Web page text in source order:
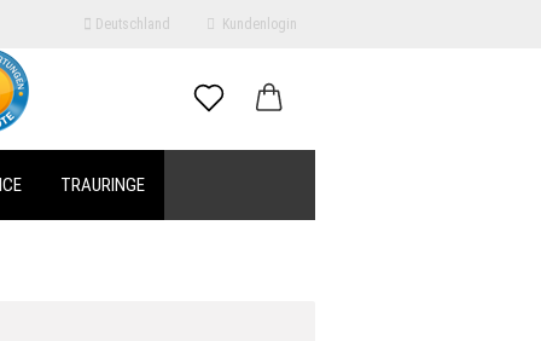
Deutschland Kundenlogin
TRAURINGE